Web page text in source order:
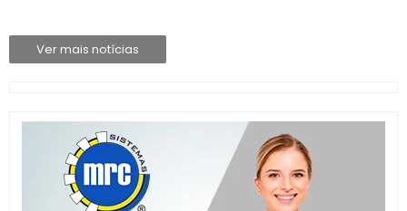
Ver mais notícias